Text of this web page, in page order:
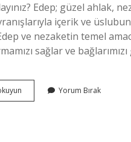
Edep; güzel
içerik ve
ve nezaketin temel
sağlar ve
Nezaket
Edep
Yorum Bırak